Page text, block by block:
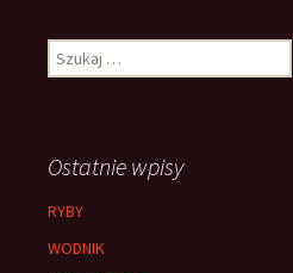
Szukaj:
Ostatnie wpisy
RYBY
WODNIK